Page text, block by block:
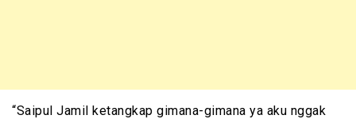
“Saipul Jamil ketangkap gimana-gimana ya aku nggak